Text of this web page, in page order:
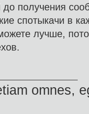
до получения
спотыкачи в
лучше,
omnes,